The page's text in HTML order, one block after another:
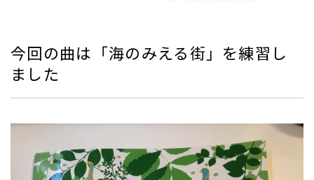
今回の曲は「海のみえる街」を練習し
ました